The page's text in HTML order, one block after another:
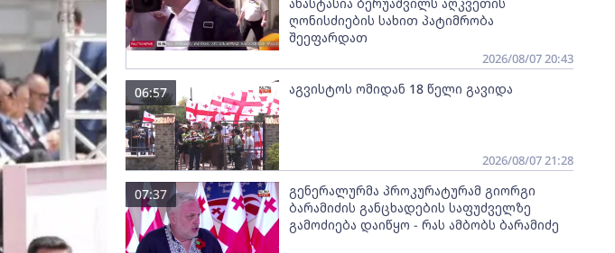
ღონისძიების სახით პატიმრობა
შეეფარდათ
2026/08/07 20:43
აგვისტოს ომიდან 18 წელი გავიდა
06:57
2026/08/07 21:28
გენერალურმა პროკურატურამ გიორგი
ბარამიძის განცხადების საფუძველზე
გამოძიება დაიწყო - რას ამბობს ბარამიძე
07:37